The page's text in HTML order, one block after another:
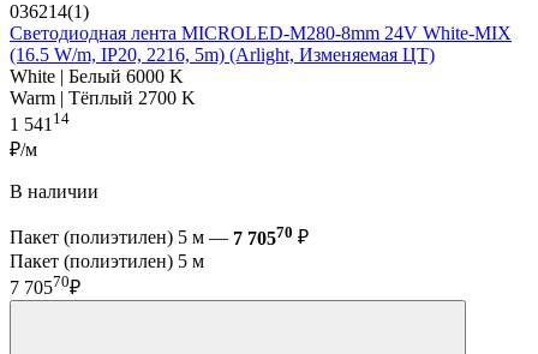
036214(1)
Светодиодная лента MICROLED-M280-8mm 24V White-MIX
(16.5 W/m, IP20, 2216, 5m) (Arlight, Изменяемая ЦТ)
White | Белый 6000 K
Warm | Тёплый 2700 K
1 54114
₽/м
В наличии
Пакет (полиэтилен) 5 м — 7 70570 ₽
Пакет (полиэтилен) 5 м
7 70570₽